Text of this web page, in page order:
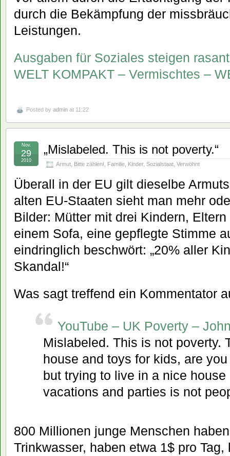
durch die Bekämpfung der
Leistungen.
Ausgaben für Soziales steigen
WELT KOMPAKT – Vermischtes –
Posted by admin at 11:22
„Mislabeled. This is not poverty.“
Armut Bitte zählen! Familie Kinder, Sozialstaat Verwöhnt
Nov.
29
2010
Überall in der EU gilt dieselbe
alten EU-Staaten sieht man mehr
Bilder: Mütter mit drei Kindern,
einem Sofa, eine gepflegte Stimme
eindringlich beschwört: „20% aller
Skandal!“
Was sagt treffend ein Kommentator
YouTube – UK Poverty –
Mislabeled. This is not poverty.
house and toys for kids, are
but trying to live in a nice
vacations and parties is not
800 Millionen junge Menschen
Trinkwasser, haben etwa 1$ pro